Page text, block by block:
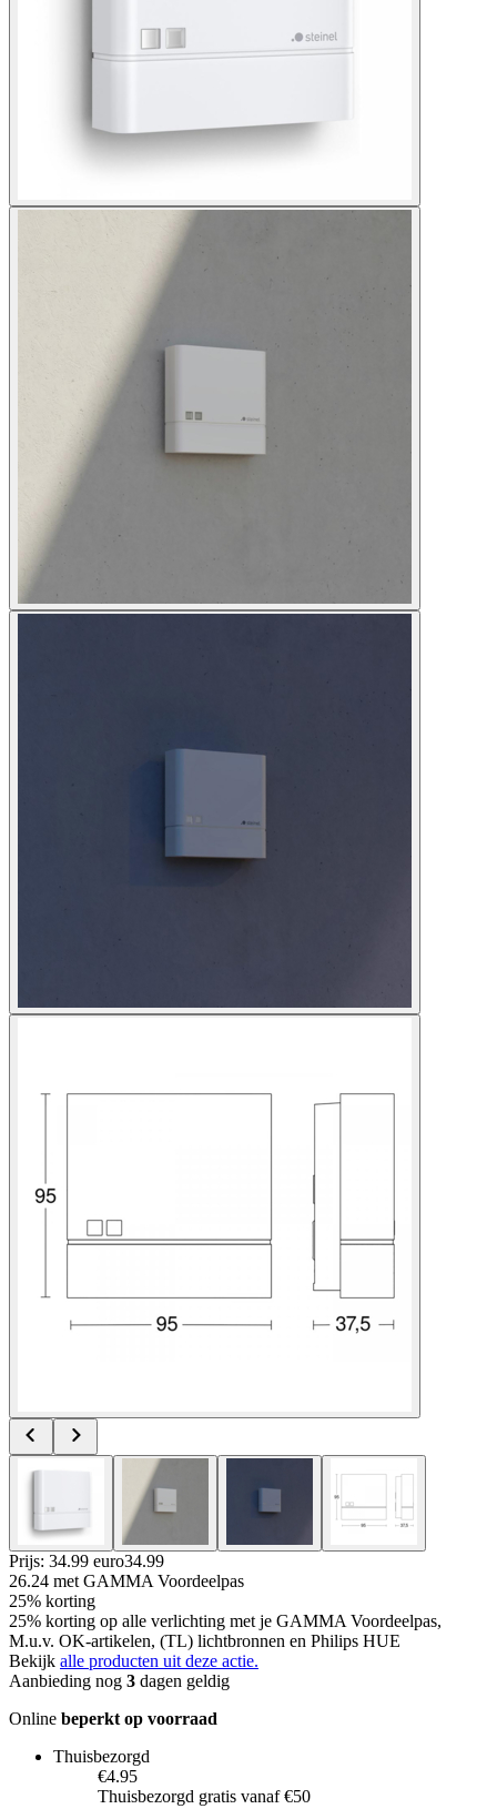
Prijs: 34.99 euro34.99
26.24 met GAMMA Voordeelpas
25% korting
25% korting op alle verlichting met je GAMMA Voordeelpas,
M.u.v. OK-artikelen, (TL) lichtbronnen en Philips HUE
Bekijk alle producten uit deze actie.
Aanbieding nog 3 dagen geldig
Online beperkt op voorraad
Thuisbezorgd
€4.95
Thuisbezorgd gratis vanaf €50